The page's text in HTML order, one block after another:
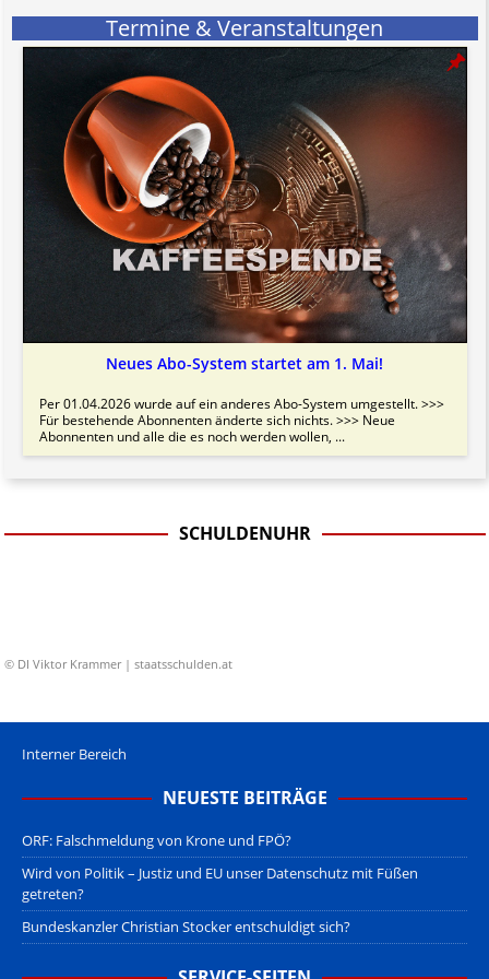
Termine & Veranstaltungen
Neues Abo-System startet am 1. Mai!
Per 01.04.2026 wurde auf ein anderes Abo-System umgestellt. >>>
Für bestehende Abonnenten änderte sich nichts. >>> Neue
Abonnenten und alle die es noch werden wollen, ...
SCHULDENUHR
© DI Viktor Krammer | staatsschulden.at
Interner Bereich
NEUESTE BEITRÄGE
ORF: Falschmeldung von Krone und FPÖ?
Wird von Politik – Justiz und EU unser Datenschutz mit Füßen
getreten?
Bundeskanzler Christian Stocker entschuldigt sich?